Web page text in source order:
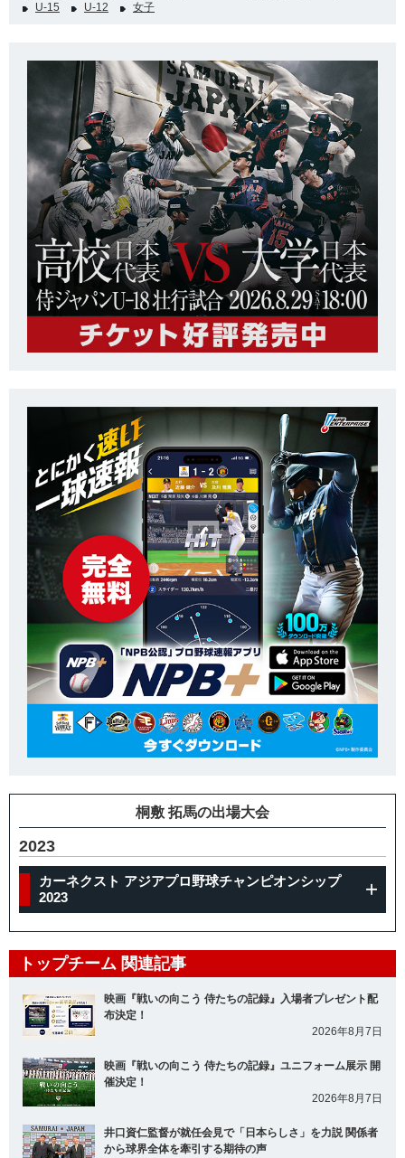
U-15
U-12 女子
桐敷 拓馬の出場大会
2023
カーネクスト アジアプロ野球チャンピオンシップ
2023
トップチーム 関連記事
映画『戦いの向こう 侍たちの記録』入場者プレゼント配
布決定！
2026年8月7日
映画『戦いの向こう 侍たちの記録』ユニフォーム展示 開
催決定！
2026年8月7日
井口資仁監督が就任会見で「日本らしさ」を力説 関係者
から球界全体を牽引する期待の声